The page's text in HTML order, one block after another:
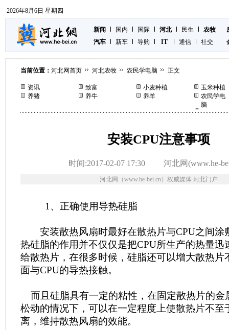
2026年8月6日 星期四
新闻 国内 国际 河北 民生
农牧
汽车
新车 导购 IT 通信 社交
当前位置： 河北网首页 河北农牧 农民学电脑 正文
资讯 致富 小麦种植
玉米种植
养猪
养牛 养羊
农民学电
脑
安装CPU注意事项
时间:2017-02-07 17:30 河北网(www.he-
河北网（www.he-bei.cn）权威媒体 河北门户
1、正确使用导热硅脂
安装散热风扇时最好在散热片与CPU之间涂
热硅脂的作用并不仅仅是把CPU所生产的热量迅
给散热片，在很多时候，硅脂还可以增大散热片
面与CPU的导热接触。
而且硅脂具有一定的粘性，在固定散热片的金
松动的情况下，可以在一定程度上使散热片不至
离，维持散热风扇的效能。